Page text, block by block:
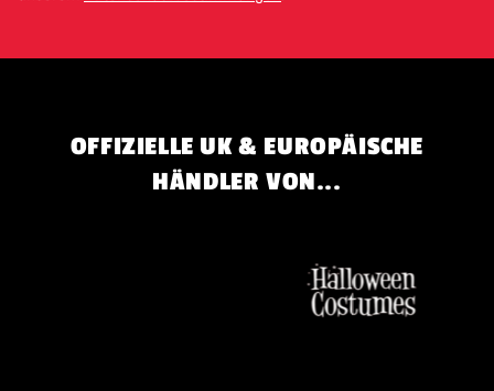
OFFIZIELLE UK & EUROPÄISCHE
HÄNDLER VON...